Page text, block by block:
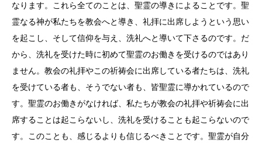
なります。これら全てのことは、聖霊の導きによることです。聖
霊なる神が私たちを教会へと導き、礼拝に出席しようという思い
を起こし、そして信仰を与え、洗礼へと導いて下さるのです。だ
から、洗礼を受けた時に初めて聖霊のお働きを受けるのではあり
ません。教会の礼拝やこの祈祷会に出席している者たちは、洗礼
を受けている者も、そうでない者も、皆聖霊に導かれているので
す。聖霊のお働きがなければ、私たちが教会の礼拝や祈祷会に出
席することは起こらないし、洗礼を受けることも起こらないので
す。このことも、感じるよりも信じるべきことです。聖霊が自分